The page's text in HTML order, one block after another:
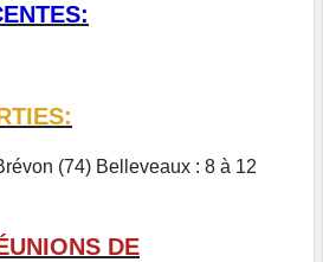
(74) Belleveaux : 8 à 12
DE